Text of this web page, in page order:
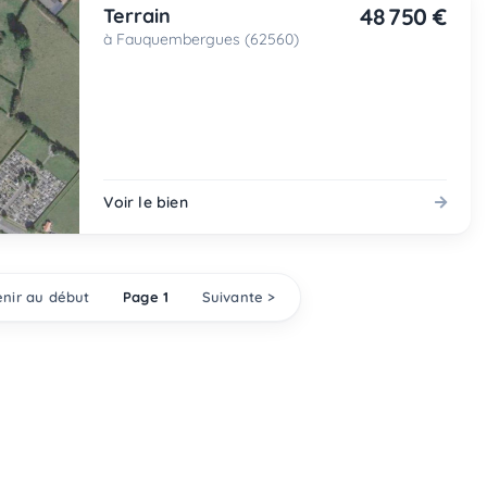
Terrain
à Fauquembergues (62560)
48 750 €
Voir le bien
au début Page 1 Suivante >